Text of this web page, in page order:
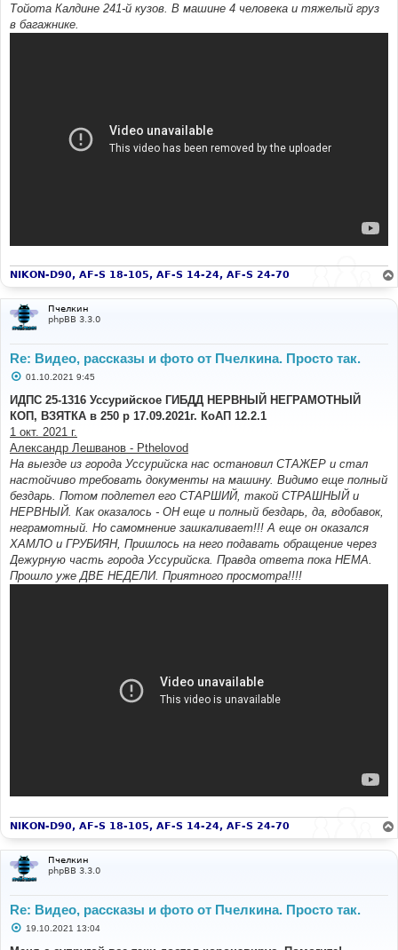
Тойота Калдине 241-й кузов. В машине 4 человека и тяжелый груз
в багажнике.
NIKON-D90, AF-S 18-105, AF-S 14-24, AF-S 24-70
Пчелкин
phpBB 3.3.0
Re: Видео, рассказы и фото от Пчелкина. Просто так.
С
о
б
щ
е
н
и
е
01.10.2021 9:45
ИДПС 25-1316 Уссурийское ГИБДД НЕРВНЫЙ НЕГРАМОТНЫЙ
КОП, ВЗЯТКА в 250 р 17.09.2021г. КоАП 12.2.1
1 окт. 2021 г.
Александр Лешванов - Pthelovod
На выезде из города Уссурийска нас остановил СТАЖЕР и стал
настойчиво требовать документы на машину. Видимо еще полный
бездарь. Потом подлетел его СТАРШИЙ, такой СТРАШНЫЙ и
НЕРВНЫЙ. Как оказалось - ОН еще и полный бездарь, да, вдобавок,
неграмотный. Но самомнение зашкаливает!!! А еще он оказался
ХАМЛО и ГРУБИЯН, Пришлось на него подавать обращение через
Дежурную часть города Уссурийска. Правда ответа пока НЕМА.
Прошло уже ДВЕ НЕДЕЛИ. Приятного просмотра!!!!
NIKON-D90, AF-S 18-105, AF-S 14-24, AF-S 24-70
Пчелкин
phpBB 3.3.0
Re: Видео, рассказы и фото от Пчелкина. Просто так.
С
о
19.10.2021 13:04